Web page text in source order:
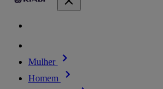
Mulher
Homem